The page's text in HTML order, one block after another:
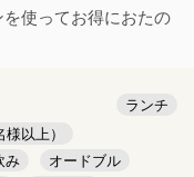
使ってお得におたの
ランチ
以上）
み
オードブル